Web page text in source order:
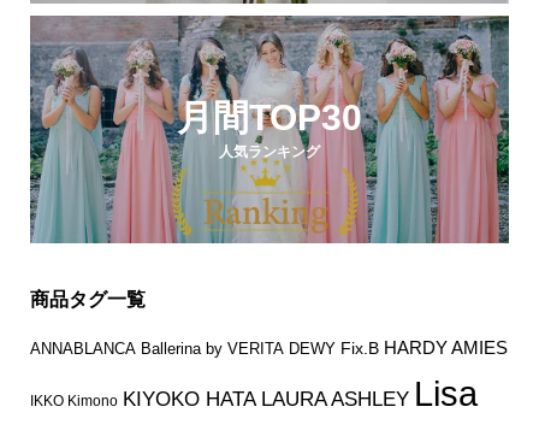
月間TOP30
人気ランキング
商品タグ一覧
ANNABLANCA Ballerina by VERITA DEWY Fix.B HARDY AMIES
IKKO Kimono KIYOKO HATA LAURA ASHLEY Lisa